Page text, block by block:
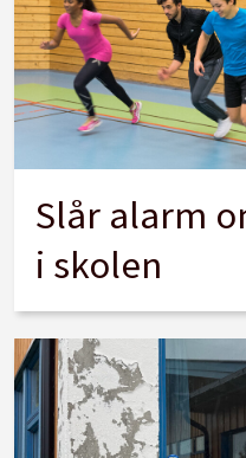
Slår alarm
i skolen